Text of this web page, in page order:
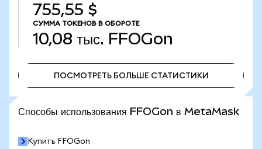
755,55 $
СУММА ТОКЕНОВ В ОБОРОТЕ
10,08 тыс. FFOGon
ПОСМОТРЕТЬ БОЛЬШЕ СТАТИСТИКИ
Способы использования FFOGon в MetaMask
Купить FFOGon